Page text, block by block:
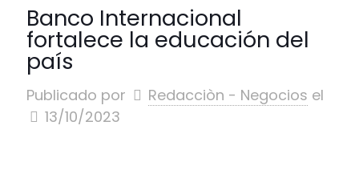
Banco Internacional
fortalece la educación del
país
Publicado por Redacciòn - Negocios el
13/10/2023